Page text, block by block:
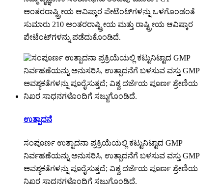
ಅಂತರರಾಷ್ಟ್ರೀಯ ಆವಿಷ್ಕಾರ ಪೇಟೆಂಟ್‌ಗಳನ್ನು ಒಳಗೊಂಡಂತೆ
ಸುಮಾರು 210 ಅಂತರರಾಷ್ಟ್ರೀಯ ಮತ್ತು ರಾಷ್ಟ್ರೀಯ ಆವಿಷ್ಕಾರ
ಪೇಟೆಂಟ್‌ಗಳನ್ನು ಪಡೆದುಕೊಂಡಿದೆ.
ಉತ್ಪಾದನೆ
ಸಂಪೂರ್ಣ ಉತ್ಪಾದನಾ ಪ್ರಕ್ರಿಯೆಯಲ್ಲಿ ಕಟ್ಟುನಿಟ್ಟಾದ GMP
ನಿರ್ವಹಣೆಯನ್ನು ಅನುಸರಿಸಿ, ಉತ್ಪಾದನೆಗೆ ಬಳಸುವ ವಸ್ತು GMP
ಅವಶ್ಯಕತೆಗಳನ್ನು ಪೂರೈಸುತ್ತದೆ; ವಿಶ್ವ ದರ್ಜೆಯ ಪೂರ್ಣ ಶ್ರೇಣಿಯ
ನಿಖರ ಸಾಧನಗಳೊಂದಿಗೆ ಸಜ್ಜುಗೊಂಡಿದೆ.